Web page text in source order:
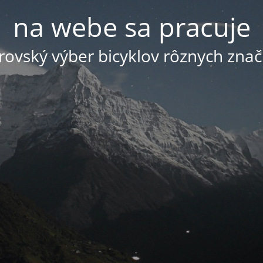
na webe sa pracuje
výber bicyklov rôznych